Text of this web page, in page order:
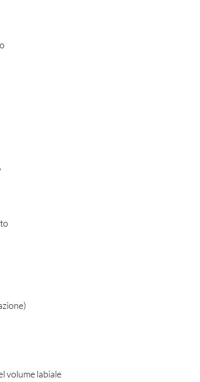
volume labiale